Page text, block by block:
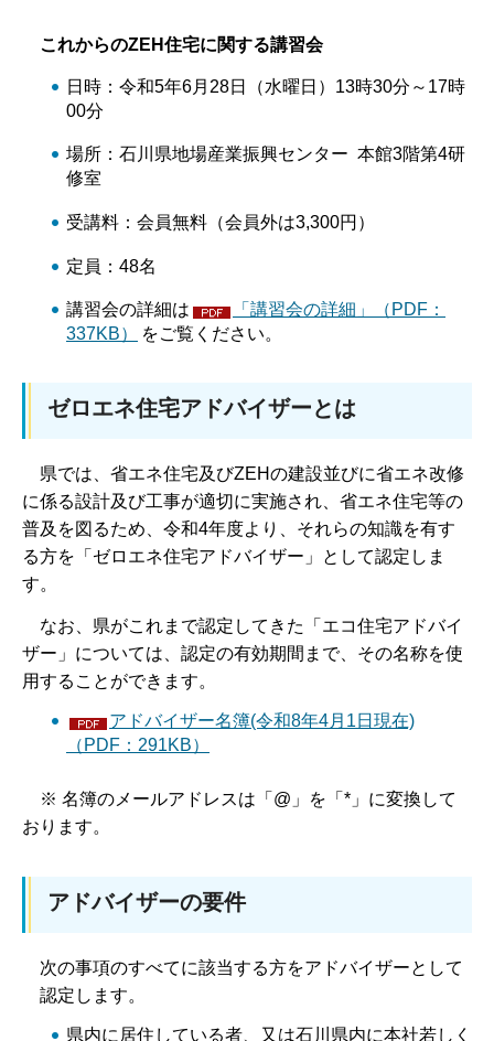
これからのZEH住宅に関する講習会
日時：令和5年6月28日（水曜日）13時30分～17時
00分
場所：石川県地場産業振興センター 本館3階第4研
修室
受講料：会員無料（会員外は3,300円）
定員：48名
講習会の詳細は
「講習会の詳細」（PDF：
337KB）
をご覧ください。
ゼロエネ住宅アドバイザーとは
県では、省エネ住宅及びZEHの建設並びに省エネ改修
に係る設計及び工事が適切に実施され、省エネ住宅等の
普及を図るため、令和4年度より、それらの知識を有す
る方を「ゼロエネ住宅アドバイザー」として認定しま
す。
なお、県がこれまで認定してきた「エコ住宅アドバイ
ザー」については、認定の有効期間まで、その名称を使
用することができます。
アドバイザー名簿(令和8年4月1日現在)
（PDF：291KB）
※ 名簿のメールアドレスは「@」を「*」に変換して
おります。
アドバイザーの要件
次の事項のすべてに該当する方をアドバイザーとして
認定します。
県内に居住している者、又は石川県内に本社若しく